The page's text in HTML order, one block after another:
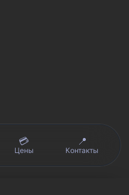
💳
Цены
📍
Контакты